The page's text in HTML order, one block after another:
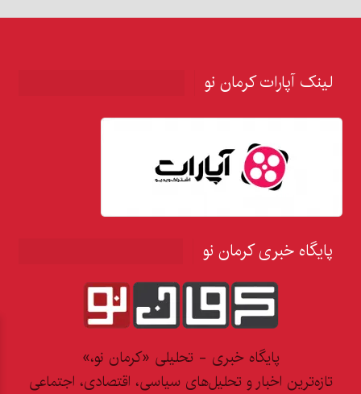
لینک آپارات کرمان نو
پایگاه خبری کرمان نو
پایگاه خبری - تحلیلی «کرمان نو،»
تازه‌ترین اخبار و تحلیل‌های سیاسی، اقتصادی، اجتماعی